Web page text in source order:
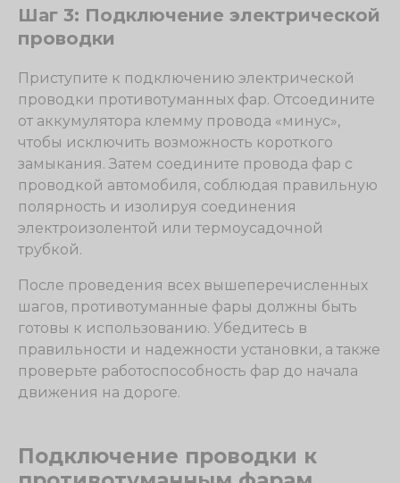
Шаг 3: Подключение электрической
проводки
Приступите к подключению электрической
проводки противотуманных фар. Отсоедините
от аккумулятора клемму провода «минус»,
чтобы исключить возможность короткого
замыкания. Затем соедините провода фар с
проводкой автомобиля, соблюдая правильную
полярность и изолируя соединения
электроизолентой или термоусадочной
трубкой.
После проведения всех вышеперечисленных
шагов, противотуманные фары должны быть
готовы к использованию. Убедитесь в
правильности и надежности установки, а также
проверьте работоспособность фар до начала
движения на дороге.
Подключение проводки к